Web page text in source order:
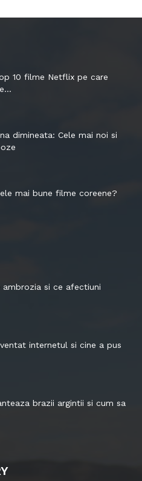
10 filme Netflix pe care
dimineata: Cele mai noi si
mai bune filme coreene?
ambrozia si ce afectiuni
internetul si cine a pus
brazii argintii si cum sa